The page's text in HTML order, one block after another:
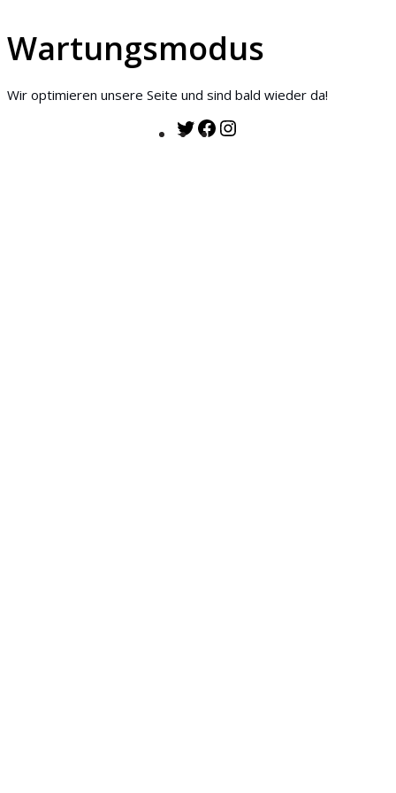
Wartungsmodus
Wir optimieren unsere Seite und sind bald wieder da!
TwitterFacebook